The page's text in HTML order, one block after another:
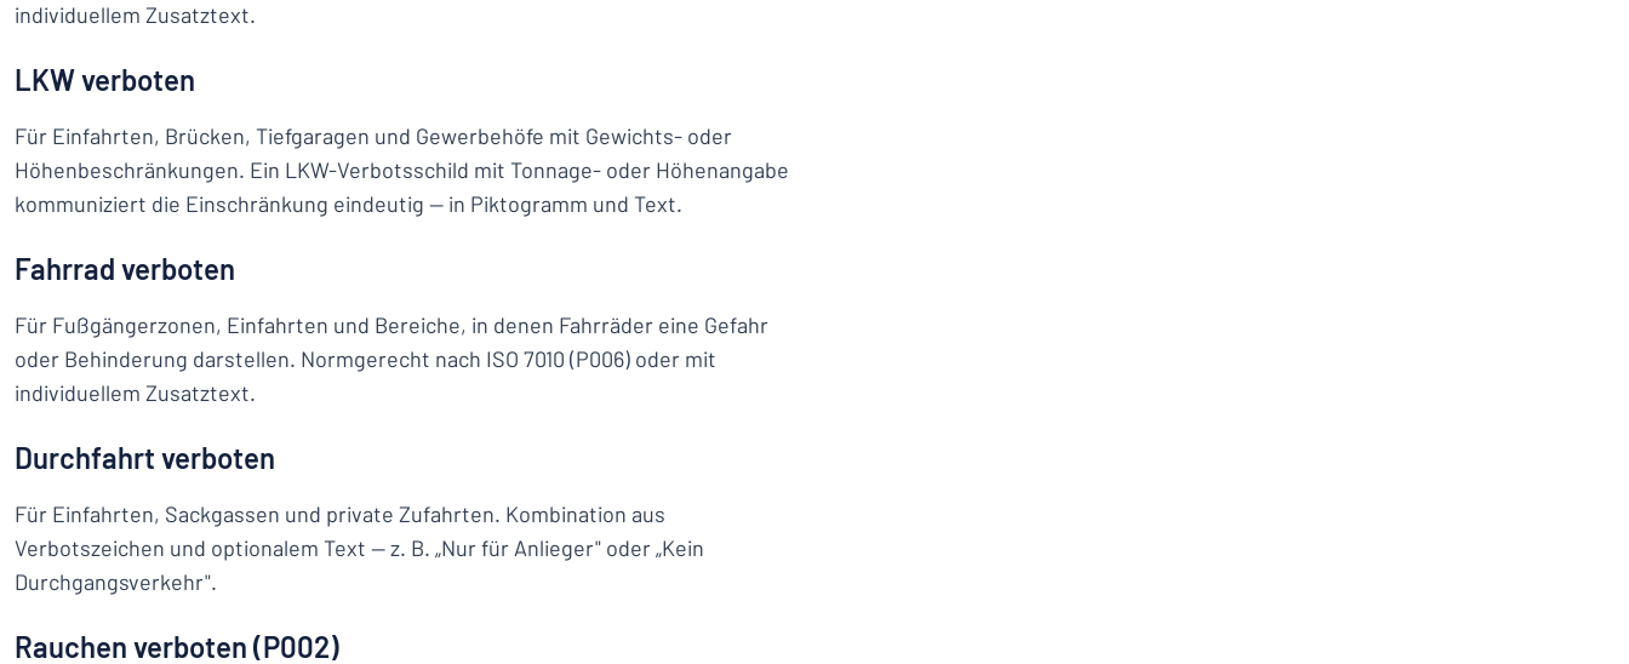
individuellem Zusatztext.
LKW verboten
Für Einfahrten, Brücken, Tiefgaragen und Gewerbehöfe mit Gewichts- oder
Höhenbeschränkungen. Ein LKW-Verbotsschild mit Tonnage- oder Höhenangabe
kommuniziert die Einschränkung eindeutig — in Piktogramm und Text.
Fahrrad verboten
Für Fußgängerzonen, Einfahrten und Bereiche, in denen Fahrräder eine Gefahr
oder Behinderung darstellen. Normgerecht nach ISO 7010 (P006) oder mit
individuellem Zusatztext.
Durchfahrt verboten
Für Einfahrten, Sackgassen und private Zufahrten. Kombination aus
Verbotszeichen und optionalem Text — z. B. „Nur für Anlieger" oder „Kein
Durchgangsverkehr".
Rauchen verboten (P002)